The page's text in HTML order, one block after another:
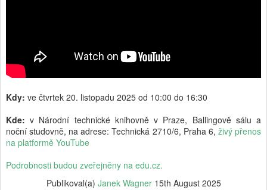
Kdy: ve čtvrtek 20. listopadu 2025 od 10:00 do 16:30
Kde: v Národní technické knihovně v Praze, Ballingově sálu a
noční studovně, na adrese: Technická 2710/6, Praha 6, živý přenos
na platformě YouTube
Podrobnosti budou zveřejněny na edu.cz.
Publikoval(a) Janek Wagner 15th August 2025